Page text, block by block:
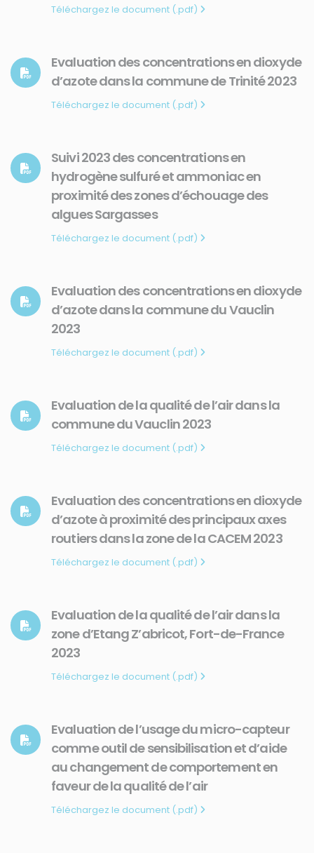
Téléchargez le document (.pdf)
Evaluation des concentrations en dioxyde
d’azote dans la commune de Trinité 2023
Téléchargez le document (.pdf)
Suivi 2023 des concentrations en
hydrogène sulfuré et ammoniac en
proximité des zones d’échouage des
algues Sargasses
Téléchargez le document (.pdf)
Evaluation des concentrations en dioxyde
d’azote dans la commune du Vauclin
2023
Téléchargez le document (.pdf)
Evaluation de la qualité de l’air dans la
commune du Vauclin 2023
Téléchargez le document (.pdf)
Evaluation des concentrations en dioxyde
d’azote à proximité des principaux axes
routiers dans la zone de la CACEM 2023
Téléchargez le document (.pdf)
Evaluation de la qualité de l’air dans la
zone d’Etang Z’abricot, Fort-de-France
2023
Téléchargez le document (.pdf)
Evaluation de l’usage du micro-capteur
comme outil de sensibilisation et d’aide
au changement de comportement en
faveur de la qualité de l’air
Téléchargez le document (.pdf)